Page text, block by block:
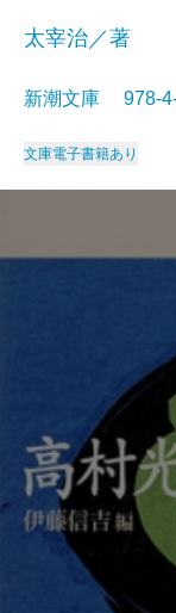
太宰治／著
新潮文庫 978-
文庫電子書籍あり